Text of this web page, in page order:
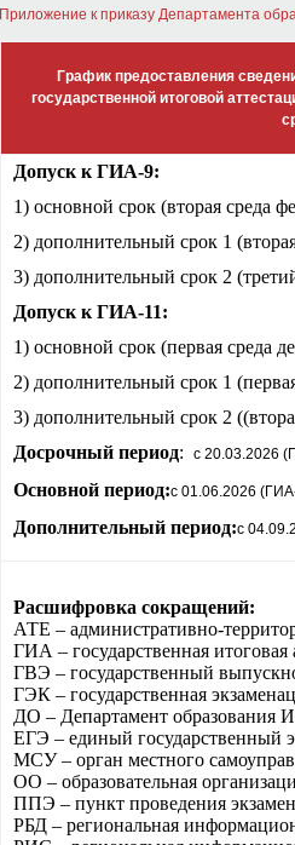
Приложение к приказу Департамента
График предоставления
государственной итоговой
Допуск к ГИА-9:
1) основной срок (вторая среда
2) дополнительный срок 1
3) дополнительный срок 2
Допуск к ГИА-11:
1) основной срок (первая среда
2) дополнительный срок 1
3) дополнительный срок 2
Досрочный период: с 20.03.2026
Основной период:с 01.06.2026
Дополнительный период:с
Расшифровка сокращений:
АТЕ – административно-
ГИА – государственная итоговая
ГВЭ – государственный
ГЭК – государственная
ДО – Департамент образования
ЕГЭ – единый государственный
МСУ – орган местного
ОО – образовательная
ППЭ – пункт проведения
РБД – региональная